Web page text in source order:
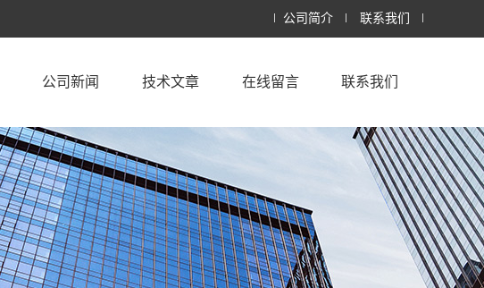
公司简介 联系我们
公司新闻 技术文章 在线留言 联系我们